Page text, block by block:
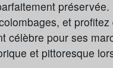
et
célèbre pour ses
et pittoresque